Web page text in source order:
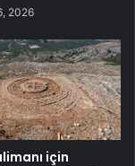
2026
için